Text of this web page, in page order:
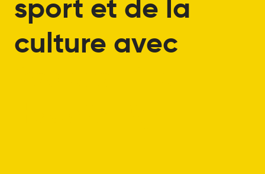
sport et de la
culture avec